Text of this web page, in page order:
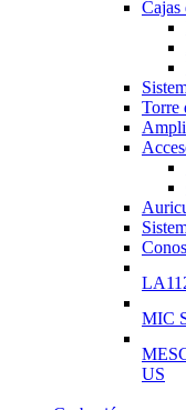
Cajas
Torre
MIC
US